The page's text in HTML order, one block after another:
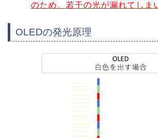
のため、若干の光が漏れてしま
OLEDの発光原理